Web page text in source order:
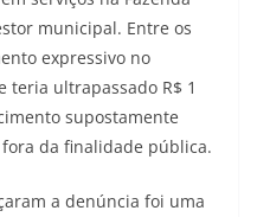
municipal. Entre os
expressivo no
teria ultrapassado R$ 1
supostamente
da finalidade pública.
a denúncia foi uma